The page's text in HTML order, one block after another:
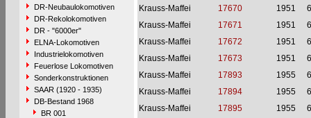
DR-Neubaulokomotiven
DR-Rekolokomotiven
DR - "6000er"
ELNA-Lokomotiven
Industrielokomotiven
Feuerlose Lokomotiven
Sonderkonstruktionen
SAAR (1920 - 1935)
DB-Bestand 1968
BR 001
Krauss-Maffei
17670 1951
Krauss-Maffei
17671 1951
Krauss-Maffei
17672 1951
Krauss-Maffei
17673 1951
Krauss-Maffei
17893 1955
Krauss-Maffei
17894 1955
Krauss-Maffei
17895 1955